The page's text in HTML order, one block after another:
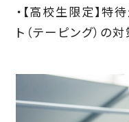
・【高校生限定】特
ト（テーピング）の